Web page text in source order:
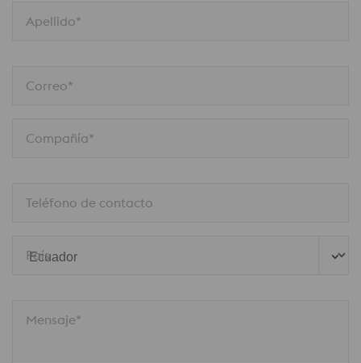
Apellido*
Correo*
Compañía*
Teléfono de contacto
País
Mensaje*